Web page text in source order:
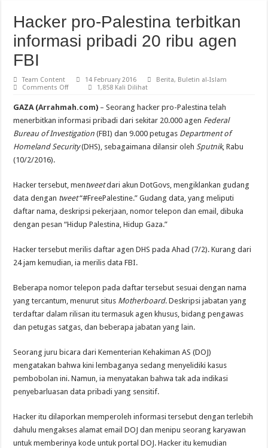
Hacker pro-Palestina terbitkan
informasi pribadi 20 ribu agen
FBI
Team Content 14 February 2016 Berita, Buletin al-Islam
Comments Offon
Palestina
terbitkan
informasi
pribadi
ribu
1,858 Kali Dilihat
GAZA (Arrahmah.com) – Seorang hacker pro-Palestina telah
menerbitkan informasi pribadi dari sekitar 20.000 agen Federal
Bureau of Investigation (FBI) dan 9.000 petugas Department of
Homeland Security(DHS), sebagaimana dilansir oleh Sputnik, Rabu
(10/2/2016).
Hacker tersebut, mentweetdari akun DotGovs, mengiklankan gudang
data dengan tweet“#FreePalestine.” Gudang data, yang meliputi
daftar nama, deskripsi pekerjaan, nomor telepon dan email, dibuka
dengan pesan “Hidup Palestina, Hidup Gaza.”
Hacker tersebut merilis daftar agen DHS pada Ahad (7/2). Kurang dari
24 jam kemudian, ia merilis data FBI.
Beberapa nomor telepon pada daftar tersebut sesuai dengan nama
yang tercantum, menurut situs Motherboard. Deskripsi jabatan yang
terdaftar dalam rilisan itu termasuk agen khusus, bidang pengawas
dan petugas satgas, dan beberapa jabatan yang lain.
Seorang juru bicara dari Kementerian Kehakiman AS (DOJ)
mengatakan bahwa kini lembaganya sedang menyelidiki kasus
pembobolan ini. Namun, ia menyatakan bahwa tak ada indikasi
penyebarluasan data pribadi yang sensitif.
Hacker itu dilaporkan memperoleh informasi tersebut dengan terlebih
dahulu mengakses alamat email DOJ dan menipu seorang karyawan
untuk memberinya kode untuk portal DOJ. Hacker itu kemudian